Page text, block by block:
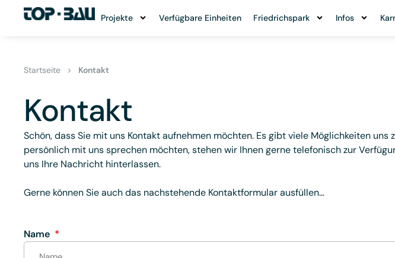
Projekte Verfügbare Einheiten Friedrichspark Infos
Startseite > Kontakt
Kontakt
Schön, dass Sie mit uns Kontakt aufnehmen möchten. Es gibt viele Möglichkeiten uns
persönlich mit uns sprechen möchten, stehen wir Ihnen gerne telefonisch zur
uns Ihre Nachricht hinterlassen.
Gerne können Sie auch das nachstehende Kontaktformular ausfüllen…
Name